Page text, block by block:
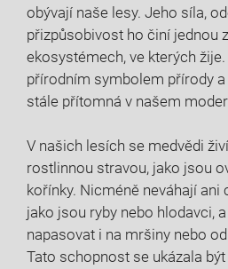
obývají naše lesy. Jeho síla,
přizpůsobivost ho činí jednou
ekosystémech, ve kterých
přírodním symbolem přírody
stále přítomná v našem
V našich lesích se medvědi
rostlinnou stravou, jako jsou
kořínky. Nicméně neváhají ani
jako jsou ryby nebo hlodavci,
napasovat i na mršiny nebo
Tato schopnost se ukázala